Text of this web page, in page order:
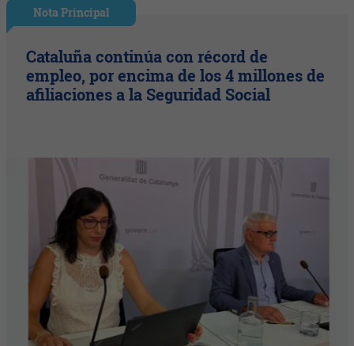
Nota Principal
Cataluña continúa con récord de
empleo, por encima de los 4 millones de
afiliaciones a la Seguridad Social